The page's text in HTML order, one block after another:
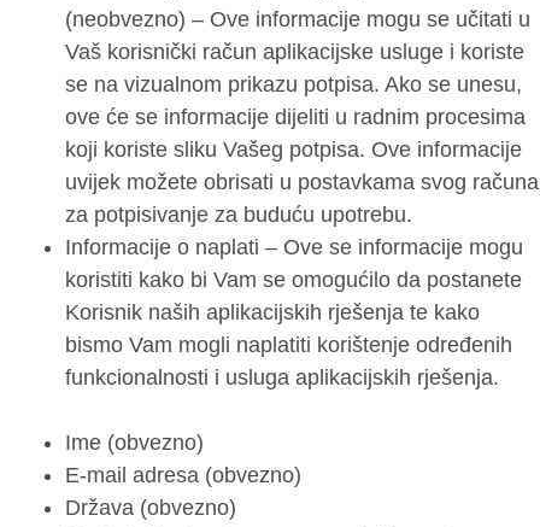
(neobvezno) – Ove informacije mogu se učitati u
Vaš korisnički račun aplikacijske usluge i koriste
se na vizualnom prikazu potpisa. Ako se unesu,
ove će se informacije dijeliti u radnim procesima
koji koriste sliku Vašeg potpisa. Ove informacije
uvijek možete obrisati u postavkama svog računa
za potpisivanje za buduću upotrebu.
Informacije o naplati – Ove se informacije mogu
koristiti kako bi Vam se omogućilo da postanete
Korisnik naših aplikacijskih rješenja te kako
bismo Vam mogli naplatiti korištenje određenih
funkcionalnosti i usluga aplikacijskih rješenja.
Ime (obvezno)
E-mail adresa (obvezno)
Država (obvezno)